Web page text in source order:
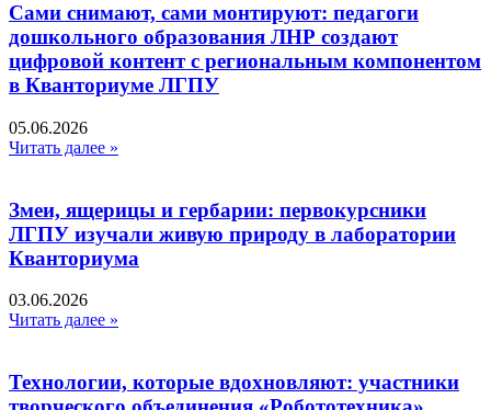
Сами снимают, сами монтируют: педагоги
дошкольного образования ЛНР создают
цифровой контент с региональным компонентом
в Кванториуме ЛГПУ​
05.06.2026
Читать далее »
Змеи, ящерицы и гербарии: первокурсники
ЛГПУ изучали живую природу в лаборатории
Кванториума
03.06.2026
Читать далее »
Технологии, которые вдохновляют: участники